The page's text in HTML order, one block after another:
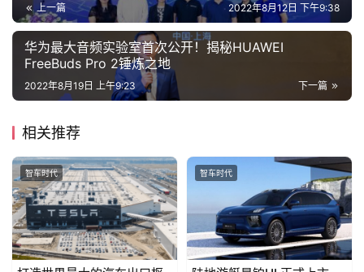
上一篇 2022年8月12日 下午9:38
华为最大音频实验室首次公开！揭秘HUAWEI
FreeBuds Pro 2锤炼之地
下一篇
2022年8月19日 上午9:23
相关推荐
智车时代 智车时代